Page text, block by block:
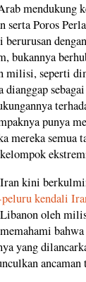
mendukung
serta Poros
bukannya
milisi, seperti
dianggap
punya
mereka semua
kini
kendali
oleh
yang